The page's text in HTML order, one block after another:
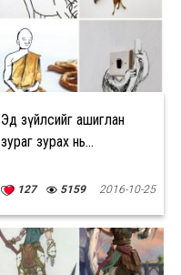
Эд зүйлсийг ашиглан
зураг зурах нь...
127 5159 2016-10-25